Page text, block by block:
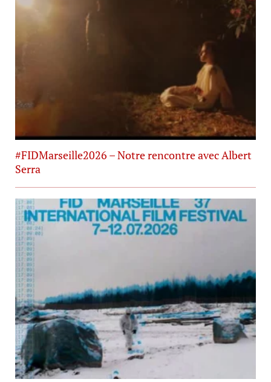
#FIDMarseille2026 – Notre rencontre avec Albert
Serra